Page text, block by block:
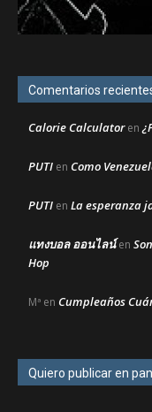
Comentarios
Calorie Calculatoren
PUTI en Como
PUTI en La esperanza
แทงบอล ออนไลน์en
Hop
Mª en Cumpleaños
Quiero publicar en